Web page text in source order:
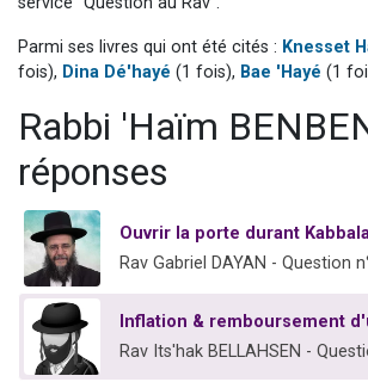
30 personnes viennent de faire un don
12 nouvelles musiques
Parmi ses livres qui ont été cités : Knesset
fois), Dina Dé'hayé (1 fois), Bae 'Hayé (1
Rabbi 'Haïm
réponses
Ouvrir la porte durant
Rav Gabriel DAYAN - Question
Inflation & remboursement
Rav Its'hak BELLAHSEN -